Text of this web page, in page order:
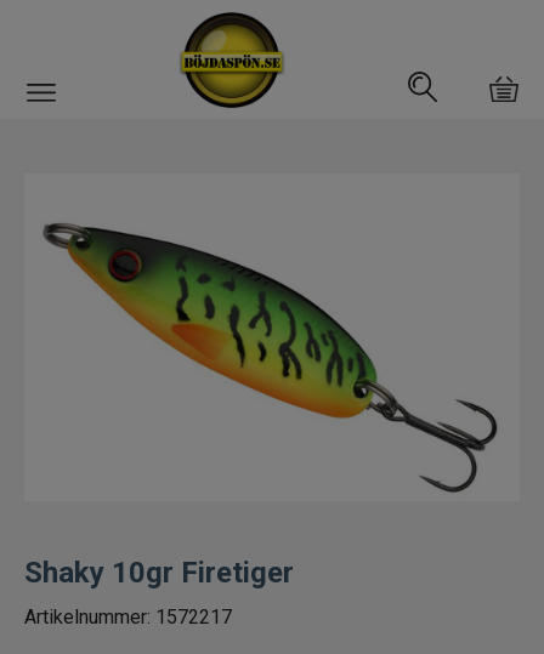
Interfiske
Betespaket
Shaky 10gr Firetiger
Artikelnummer: 1572217